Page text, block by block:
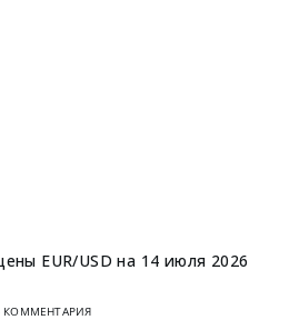
EUR/USD на 14 июля 2026
КОММЕНТАРИЯ